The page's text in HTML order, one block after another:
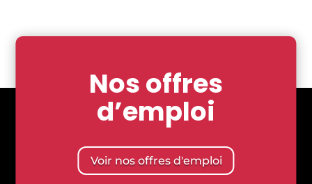
Nos offres
d’emploi
Voir nos offres d'emploi